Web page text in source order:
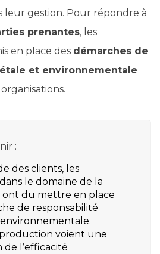
leur gestion. Pour répondre à
prenantes, les
en place des démarches de
et environnementale
:
des clients, les
le domaine de la
du mettre en place
de responsabilité
production voient une
de l’efficacité